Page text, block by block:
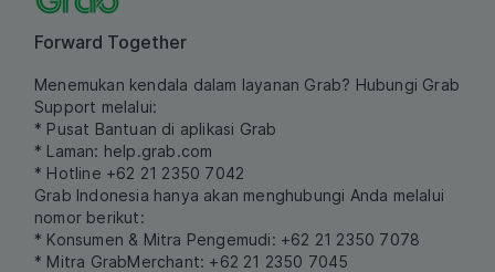
Forward Together
Menemukan kendala dalam layanan Grab? Hubungi Grab
Support melalui:
* Pusat Bantuan di aplikasi Grab
* Laman: help.grab.com
* Hotline +62 21 2350 7042
Grab Indonesia hanya akan menghubungi Anda melalui
nomor berikut:
* Konsumen & Mitra Pengemudi: +62 21 2350 7078
* Mitra GrabMerchant: +62 21 2350 7045